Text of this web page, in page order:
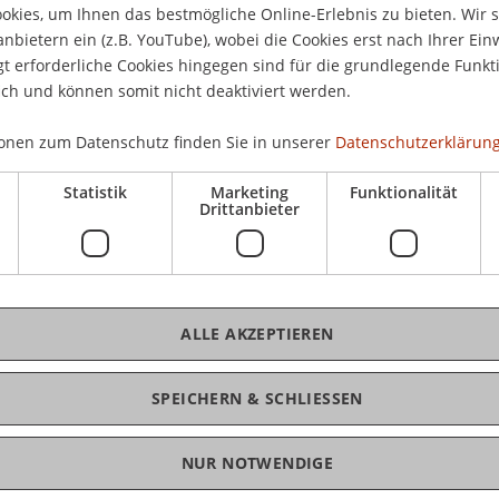
the competences and knowledge of the
analysis, asset selection, portfolio
investments. Concepts are shown to prepare
of various assets to meet specified
with Level I. Basic instruments and methods in
highlighted and discussed.
part of the graduate program Master of
um Ihnen das bestmögliche Online-Erlebnis zu bieten. Wir
ein (z.B. YouTube), wobei die Cookies erst nach Ihrer
erforderliche Cookies hingegen sind für die grundlegende
und können somit nicht deaktiviert werden.
zum Datenschutz finden Sie in unserer
Statistik Marketing
Drittanbieter
Funktionalität
SPEICHERN & SCHLIESSEN
ALLE AKZEPTIEREN
NUR NOTWENDIGE